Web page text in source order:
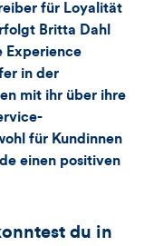
für Loyalität
Britta Dahl
Experience
in der
mit ihr über ihre
für Kundinnen
einen positiven
du in